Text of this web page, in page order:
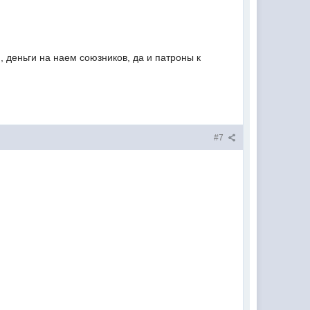
на наем союзников, да и патроны к
#7